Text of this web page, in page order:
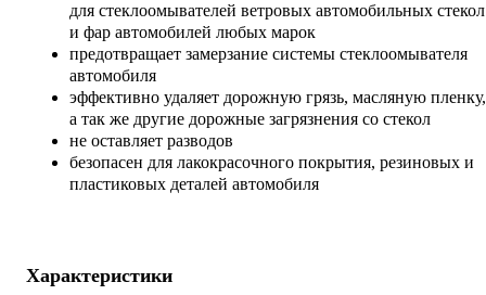
для стеклоомывателей ветровых автомобильных стекол
и фар автомобилей любых марок
предотвращает замерзание системы стеклоомывателя
автомобиля
эффективно удаляет дорожную грязь, масляную пленку,
а так же другие дорожные загрязнения со стекол
не оставляет разводов
безопасен для лакокрасочного покрытия, резиновых и
пластиковых деталей автомобиля
Характеристики